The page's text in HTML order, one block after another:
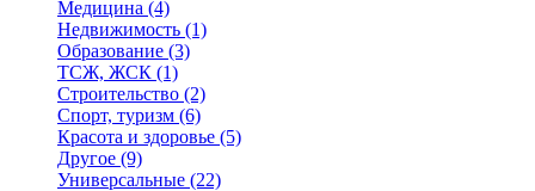
Медицина (4)
Недвижимость (1)
Образование (3)
ТСЖ, ЖСК (1)
Строительство (2)
Спорт, туризм (6)
Красота и здоровье (5)
Другое (9)
Универсальные (22)